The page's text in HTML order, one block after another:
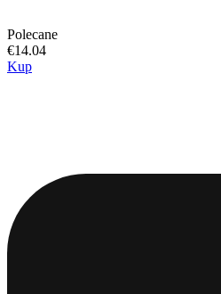
Polecane
€14.04
Kup